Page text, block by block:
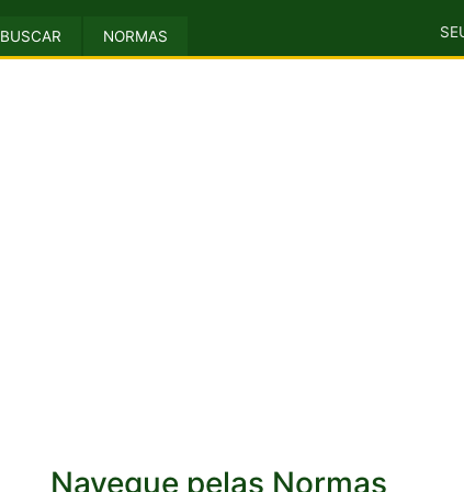
BUSCAR NORMAS
Navegue pelas Normas